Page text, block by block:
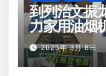
到列治文振
力家用油烟
2025年 3月 8日